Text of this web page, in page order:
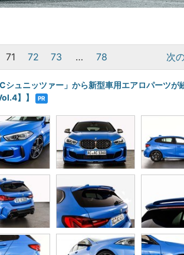
71 72 73 … 78 次
ュニッツァー」から新型車用エアロパーツが
】】
PR